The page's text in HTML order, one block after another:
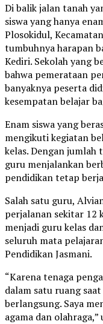
Di balik jalan tanah
siswa yang hanya
Plosokidul,
tumbuhnya harapan
Kediri. Sekolah yang
bahwa pemerataan
banyaknya peserta
kesempatan belajar
Enam siswa yang
mengikuti kegiatan
kelas. Dengan jumlah
guru menjalankan
pendidikan tetap
Salah satu guru,
perjalanan sekitar 12
menjadi guru kelas
seluruh mata
Pendidikan Jasmani.
“Karena tenaga
dalam satu ruang
berlangsung. Saya
agama dan